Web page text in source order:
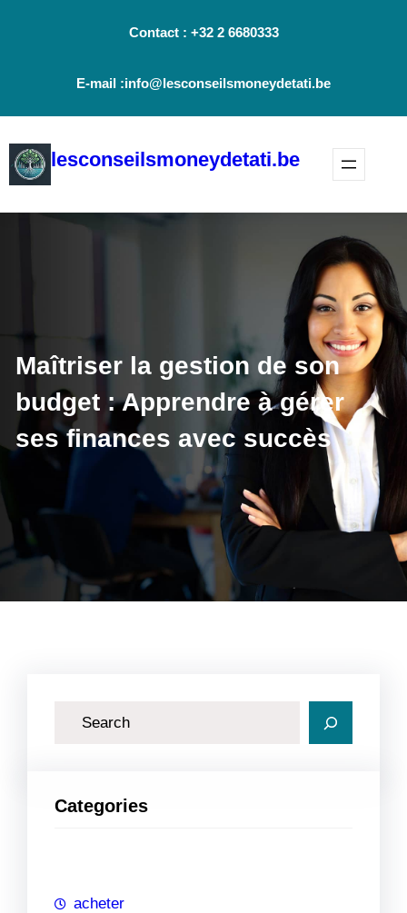
Contact : +32 2 6680333
E-mail :info@lesconseilsmoneydetati.be
lesconseilsmoneydetati.be
Maîtriser la gestion de son
budget : Apprendre à gérer
ses finances avec succès
h
Categories
acheter